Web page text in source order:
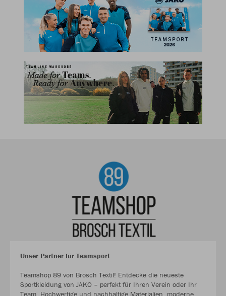
Unser Partner für Teamsport
Teamshop 89 von Brosch Textil! Entdecke die neueste
Sportkleidung von JAKO – perfekt für Ihren Verein oder Ihr
Team. Hochwertige und nachhaltige Materialien, moderne